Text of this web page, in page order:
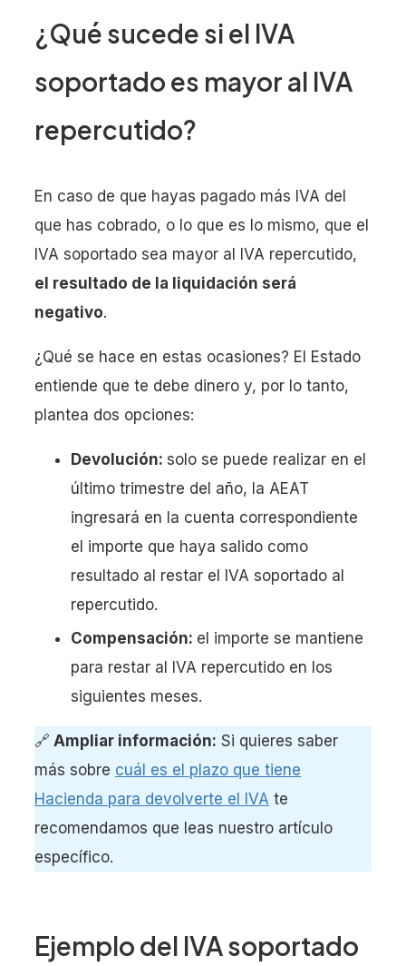
¿Qué sucede si el IVA
soportado es mayor al IVA
repercutido?
En caso de que hayas pagado más IVA del
que has cobrado, o lo que es lo mismo, que el
IVA soportado sea mayor al IVA repercutido,
el resultado de la liquidación será
negativo.
¿Qué se hace en estas ocasiones? El Estado
entiende que te debe dinero y, por lo tanto,
plantea dos opciones:
Devolución: solo se puede realizar en el
último trimestre del año, la AEAT
ingresará en la cuenta correspondiente
el importe que haya salido como
resultado al restar el IVA soportado al
repercutido.
Compensación: el importe se mantiene
para restar al IVA repercutido en los
siguientes meses.
🔗 Ampliar información: Si quieres saber
más sobre cuál es el plazo que tiene
Hacienda para devolverte el IVA te
recomendamos que leas nuestro artículo
específico.
Ejemplo del IVA soportado